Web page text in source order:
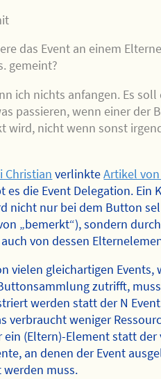
das Event an einem
gemeint?
ich nichts anfangen. Es
passieren, wenn einer der
wird, nicht wenn sonst
Christian verlinkteArtikel
es die Event Delegation. Ein
nicht nur bei dem Button
„bemerkt“), sondern
von dessen
vielen gleichartigen Events,
zutrifft,
werden statt der N
verbraucht weniger
ein (Eltern)-Element statt der
an denen der Event
werden muss.